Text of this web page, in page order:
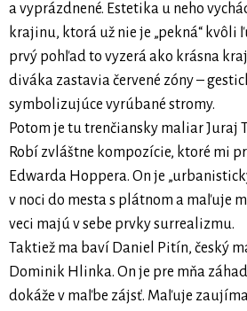
a vyprázdnené. Estetika u neho
krajinu, ktorá už nie je „pekná“ kvôli
prvý pohľad to vyzerá ako krásna
diváka zastavia červené zóny –
symbolizujúce vyrúbané stromy.
Potom je tu trenčiansky maliar Juraj
Robí zvláštne kompozície, ktoré mi
Edwarda Hoppera. On je
v noci do mesta s plátnom a maľuje
veci majú v sebe prvky surrealizmu.
Taktiež ma baví Daniel Pitín, český
Dominik Hlinka. On je pre mňa
dokáže v maľbe zájsť. Maľuje